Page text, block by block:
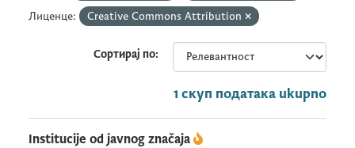
Лиценце:
Creative Commons Attribution
Сортирај по
1 скуп података ukupno
Institucije od javnog značaja